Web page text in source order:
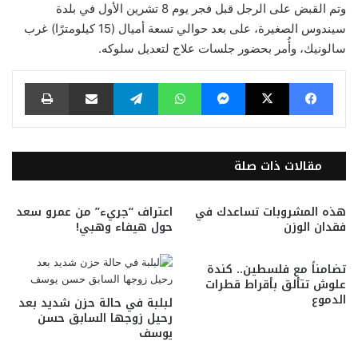
وتم القبض على الرجل قبل فجر يوم 8 تشرين الأول في بلدة
سيندوس الصغيرة، على بعد حوالي تسعة أميال (15 كيلومترًا) غرب
سالونيك، وأُمر بحضور جلسات علاج لتعديل سلوكه.
فيسبوك ‫X ماسنجر واتساب تيلقرام مشاركة عبر البريد طباعة
مقالات ذات صلة
اعتراف “جريء” من عمرو سعد
حول هيفاء وهبي!
هذه المشروبات تساعدك في
فقدان الوزن
لبلبة في حالة حزن شديد بعد
رحيل زوجها السابق حسن
يوسف
تضامناً مع فلسطين.. كندة
علوش تتألق بأقراط قطرات
الدموع